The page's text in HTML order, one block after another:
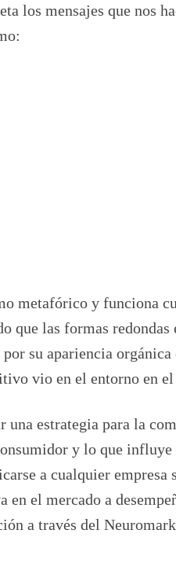
los mensajes que nos
metafórico y funciona
que las formas redondas
su apariencia
vio en el entorno en el
una estrategia para la
y lo que influye
a cualquier empresa
el mercado a
a través del